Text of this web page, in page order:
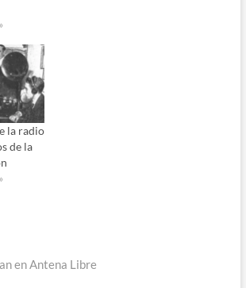
la radio
de la
en Antena Libre